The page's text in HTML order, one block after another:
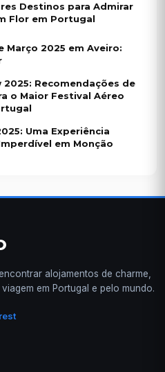
Destinos para Admirar
Flor em Portugal
Março 2025 em Aveiro:
2025: Recomendações de
o Maior Festival Aéreo
Uma Experiência
em Monção
alojamentos de charme,
em Portugal e pelo mundo.